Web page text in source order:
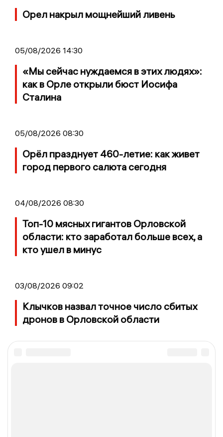
Орел накрыл мощнейший ливень
05/08/2026 14:30
«Мы сейчас нуждаемся в этих людях»:
как в Орле открыли бюст Иосифа
Сталина
05/08/2026 08:30
Орёл празднует 460-летие: как живет
город первого салюта сегодня
04/08/2026 08:30
Топ-10 мясных гигантов Орловской
области: кто заработал больше всех, а
кто ушел в минус
03/08/2026 09:02
Клычков назвал точное число сбитых
дронов в Орловской области